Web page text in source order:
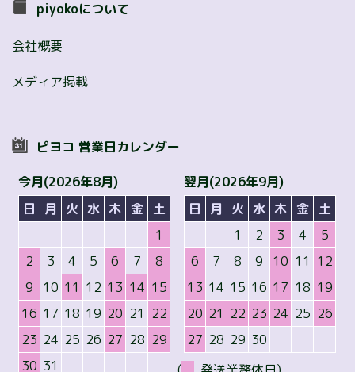
piyokoについて
会社概要
メディア掲載
ピヨコ 営業日カレンダー
今月(2026年8月)
日
月 火 水 木 金 土
1
2
3 4 5 6 7
8
9
10 11 12 13 14 15
16 17 18 19 20 21 22
23 24 25 26 27 28 29
30 31
翌月(2026年9月)
日
月 火 水 木 金
土
1
2 3 4
5
6
7 8 9 10 11 12
13 14 15 16 17 18 19
20 21 22 23 24 25 26
27 28 29 30